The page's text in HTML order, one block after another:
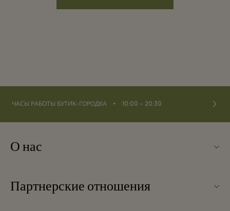
ЧАСЫ РАБОТЫ БУТИК-ГОРОДКА ⬩ 10:00 – 20:30
О нас
Контакты
Партнерские отношения